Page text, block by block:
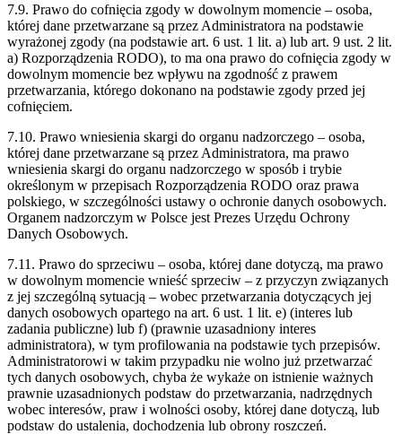
7.9. Prawo do cofnięcia zgody w dowolnym momencie – osoba,
której dane przetwarzane są przez Administratora na podstawie
wyrażonej zgody (na podstawie art. 6 ust. 1 lit. a) lub art. 9 ust. 2 lit.
a) Rozporządzenia RODO), to ma ona prawo do cofnięcia zgody w
dowolnym momencie bez wpływu na zgodność z prawem
przetwarzania, którego dokonano na podstawie zgody przed jej
cofnięciem.
7.10. Prawo wniesienia skargi do organu nadzorczego – osoba,
której dane przetwarzane są przez Administratora, ma prawo
wniesienia skargi do organu nadzorczego w sposób i trybie
określonym w przepisach Rozporządzenia RODO oraz prawa
polskiego, w szczególności ustawy o ochronie danych osobowych.
Organem nadzorczym w Polsce jest Prezes Urzędu Ochrony
Danych Osobowych.
7.11. Prawo do sprzeciwu – osoba, której dane dotyczą, ma prawo
w dowolnym momencie wnieść sprzeciw – z przyczyn związanych
z jej szczególną sytuacją – wobec przetwarzania dotyczących jej
danych osobowych opartego na art. 6 ust. 1 lit. e) (interes lub
zadania publiczne) lub f) (prawnie uzasadniony interes
administratora), w tym profilowania na podstawie tych przepisów.
Administratorowi w takim przypadku nie wolno już przetwarzać
tych danych osobowych, chyba że wykaże on istnienie ważnych
prawnie uzasadnionych podstaw do przetwarzania, nadrzędnych
wobec interesów, praw i wolności osoby, której dane dotyczą, lub
podstaw do ustalenia, dochodzenia lub obrony roszczeń.